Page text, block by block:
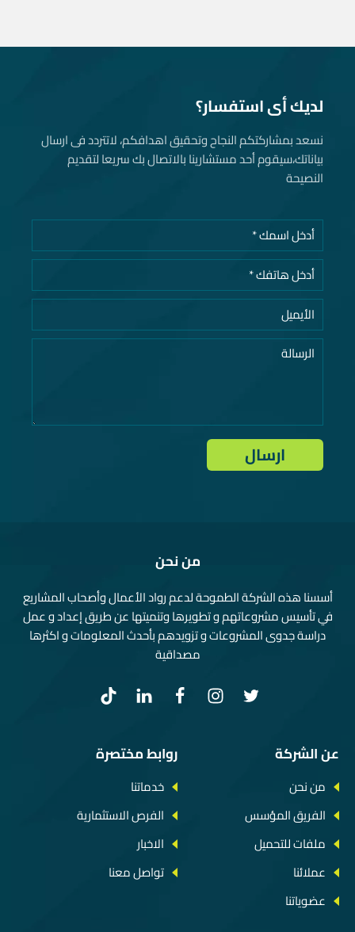
لديك أى استفسار؟
نسعد بمشاركتكم النجاح وتحقيق اهدافكم، لاتتردد فى ارسال
بياناتك، سيقوم أحد مستشارينا بالاتصال بك سريعا لتقديم
النصيحة
من نحن
أسسنا هذه الشركة الطموحة لدعم رواد الأعمال وأصحاب المشاريع
في تأسيس مشروعاتهم و تطويرها وتنميتها عن طريق إعداد و عمل
دراسة جدوى المشروعات و تزويدهم بأحدث المعلومات و اكثرها
مصداقية
عن الشركة
من نحن
الفريق المؤسس
ملفات للتحميل
عملائنا
عضوياتنا
روابط مختصرة
خدماتنا
الفرص الاستثمارية
الاخبار
تواصل معنا